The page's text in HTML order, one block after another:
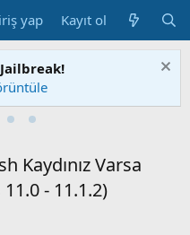
yap Kayıt ol
Kaydınız Varsa
- 11.1.2)